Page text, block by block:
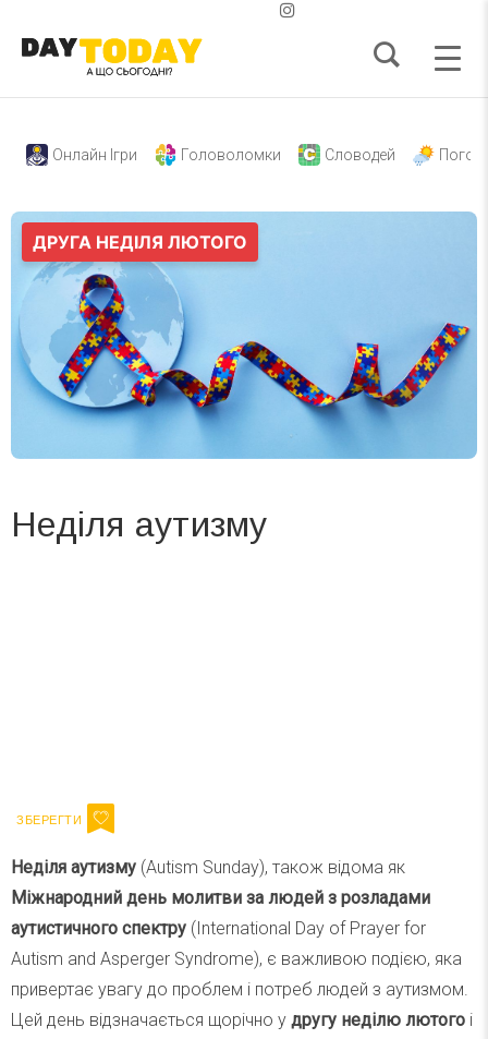
Онлайн Ігри Головоломки Словодей
Неділя аутизму
Неділя аутизму (Autism Sunday), також відома як
Міжнародний день молитви за людей з розладами
аутистичного спектру (International Day of Prayer for
Autism and Asperger Syndrome), є важливою подією, яка
привертає увагу до проблем і потреб людей з аутизмом.
Цей день відзначається щорічно у другу неділю лютого і